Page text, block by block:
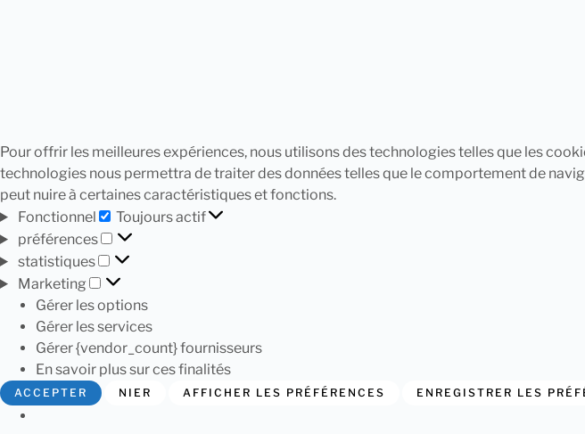
Pour offrir les meilleures expériences, nous utilisons des technologies telles que les
technologies nous permettra de traiter des données telles que le comportement de
peut nuire à certaines caractéristiques et fonctions.
Fonctionnel
Toujours actif
préférences
statistiques
Marketing
Gérer les options
Gérer les services
Gérer {vendor_count} fournisseurs
En savoir plus sur ces finalités
ACCEPTER NIER AFFICHER LES PRÉFÉRENCES ENREGISTRER LES